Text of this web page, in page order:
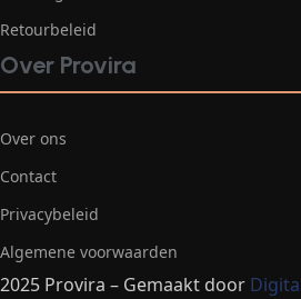
Retourbeleid
Over Provira
Over ons
Contact
Privacybeleid
Algemene voorwaarden
2025 Provira – Gemaakt door